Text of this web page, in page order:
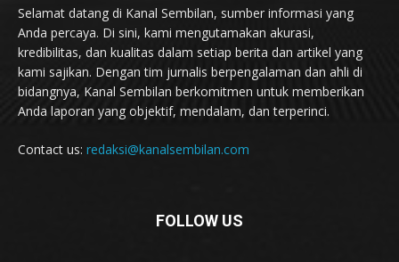
Selamat datang di Kanal Sembilan, sumber informasi yang
Anda percaya. Di sini, kami mengutamakan akurasi,
kredibilitas, dan kualitas dalam setiap berita dan artikel yang
kami sajikan. Dengan tim jurnalis berpengalaman dan ahli di
bidangnya, Kanal Sembilan berkomitmen untuk memberikan
Anda laporan yang objektif, mendalam, dan terperinci.
Contact us: redaksi@kanalsembilan.com
FOLLOW US